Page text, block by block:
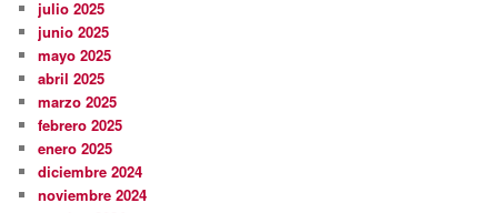
julio 2025
junio 2025
mayo 2025
abril 2025
marzo 2025
febrero 2025
enero 2025
diciembre 2024
noviembre 2024